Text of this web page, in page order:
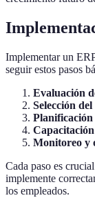
Implementar un
seguir estos pasos
Evaluación
Selección
Planificación
Monitoreo y
Cada paso es
implemente
los empleados.